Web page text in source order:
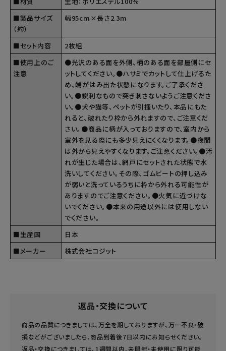
■製品サイズ
（約）
幅95cm×長さ2.3m
■セット内容
2枚組
■使用上のご
注意
●光沢のある面を外側、柄のある面を部屋側にセ
ットしてください。●ハサミでカットして仕上げるた
め、端がはみ出た状態になります。ご了承くださ
い。●鋭利なもので突き刺さないようご注意くださ
い。●犬や猫等、ペットが引掻いたり、本品にもた
れると、破れたり枠から外れますので、ご注意くだ
さい。●商品に柄が入っておりますので、室内から
室外を見る際にも多少見えにくくなります。●夜間
は外から見えやすくなります。ご注意ください。●汚
れが生じた場合は、網戸にセットされた状態で水
洗いしてください。その際、ゴムビートの押し込み
が弱いと洗っているうちに枠から外れる可能性が
ありますのでご注意ください。●火気に近づけな
いでください。●本来の用途以外には使用しない
でください。
■生産国
日本
■メーカー
株式会社コジット
返品・交換について
商品の品質につきましては、万全を期しておりますが、万一不良・破
損などがございましたら、商品到着後7日以内にお知らせください。
返品・交換につきましては、1週間以内、未開封・未使用に限り可能